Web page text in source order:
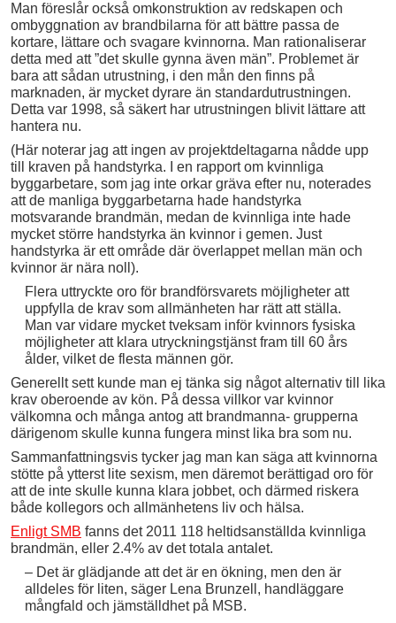
Man föreslår också omkonstruktion av redskapen och
ombyggnation av brandbilarna för att bättre passa de
kortare, lättare och svagare kvinnorna. Man rationaliserar
detta med att ”det skulle gynna även män”. Problemet är
bara att sådan utrustning, i den mån den finns på
marknaden, är mycket dyrare än standardutrustningen.
Detta var 1998, så säkert har utrustningen blivit lättare att
hantera nu.
(Här noterar jag att ingen av projektdeltagarna nådde upp
till kraven på handstyrka. I en rapport om kvinnliga
byggarbetare, som jag inte orkar gräva efter nu, noterades
att de manliga byggarbetarna hade handstyrka
motsvarande brandmän, medan de kvinnliga inte hade
mycket större handstyrka än kvinnor i gemen. Just
handstyrka är ett område där överlappet mellan män och
kvinnor är nära noll).
Flera uttryckte oro för brandförsvarets möjligheter att
uppfylla de krav som allmänheten har rätt att ställa.
Man var vidare mycket tveksam inför kvinnors fysiska
möjligheter att klara utryckningstjänst fram till 60 års
ålder, vilket de flesta männen gör.
Generellt sett kunde man ej tänka sig något alternativ till lika
krav oberoende av kön. På dessa villkor var kvinnor
välkomna och många antog att brandmanna- grupperna
därigenom skulle kunna fungera minst lika bra som nu.
Sammanfattningsvis tycker jag man kan säga att kvinnorna
stötte på ytterst lite sexism, men däremot berättigad oro för
att de inte skulle kunna klara jobbet, och därmed riskera
både kollegors och allmänhetens liv och hälsa.
Enligt SMB fanns det 2011 118 heltidsanställda kvinnliga
brandmän, eller 2.4% av det totala antalet.
– Det är glädjande att det är en ökning, men den är
alldeles för liten, säger Lena Brunzell, handläggare
mångfald och jämställdhet på MSB.